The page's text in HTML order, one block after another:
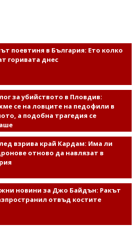
поевтиня в България: Ето колко
горивата днес
за убийството в Пловдив:
се на ловците на педофили в
а подобна трагедия се
взрива край Кардам: Има ли
отново да навлязат в
новини за Джо Байдън: Ракът
отвъд костите